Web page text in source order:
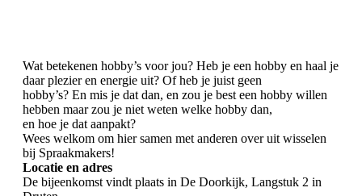
Wat betekenen hobby’s voor jou? Heb je een hobby en haal je
daar plezier en energie uit? Of heb je juist geen
hobby’s? En mis je dat dan, en zou je best een hobby willen
hebben maar zou je niet weten welke hobby dan,
en hoe je dat aanpakt?
Wees welkom om hier samen met anderen over uit wisselen
bij Spraakmakers!
Locatie en adres
De bijeenkomst vindt plaats in De Doorkijk, Langstuk 2 in